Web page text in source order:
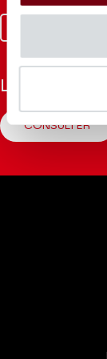
La Brochure
CONSULTER